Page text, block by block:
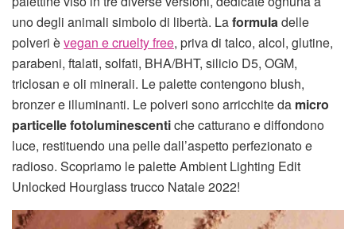
uno degli animali simbolo di libertà. Laformuladelle
polveri èvegan e cruelty free, priva di talco, alcol, glutine,
parabeni, ftalati, solfati, BHA/BHT, silicio D5, OGM,
triclosan e oli minerali. Le palette contengono blush,
bronzer e illuminanti. Le polveri sono arricchite da micro
particelle fotoluminescentiche catturano e diffondono
luce, restituendo una pelle dall’aspetto perfezionato e
radioso. Scopriamo le palette Ambient Lighting Edit
Unlocked Hourglass trucco Natale 2022!